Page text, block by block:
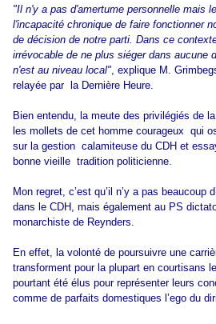
"Il n'y a pas d'amertume personnelle mais
l'incapacité chronique de faire fonctionner
de décision de notre parti. Dans ce
irrévocable de ne plus siéger dans aucune
n'est au niveau local", explique M.
relayée par la Dernière Heure.
Bien entendu, la meute des privilégiés de
les mollets de cet homme courageux qui
sur la gestion calamiteuse du CDH et
bonne vieille tradition politicienne.
Mon regret, c’est qu’il n’y a pas beaucoup
dans le CDH, mais également au PS
monarchiste de Reynders.
En effet, la volonté de poursuivre une
transforment pour la plupart en courtisans
pourtant été élus pour représenter leurs
comme de parfaits domestiques l’ego du